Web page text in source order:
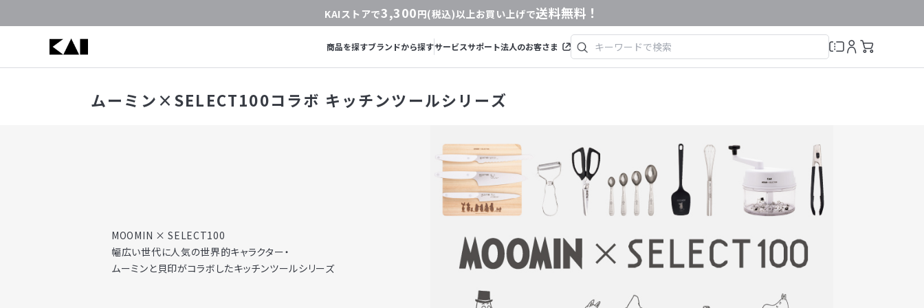
KAIストアで3,300円(税込)以上お買い上げで送料無料！
商品を探すブランドから探すサービスサポート法人のお客さま
ムーミン×SELECT100コラボ キッチンツールシリーズ
MOOMIN × SELECT100
幅広い世代に人気の世界的キャラクター・
ムーミンと貝印がコラボしたキッチンツールシリーズ